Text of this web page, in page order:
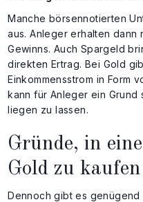
Manche börsennotierten
aus. Anleger erhalten dann
Gewinns. Auch Spargeld
direkten Ertrag. Bei Gold
Einkommensstrom in Form
kann für Anleger ein
liegen zu lassen.
Gründe, in
Gold zu kaufen
Dennoch gibt es genügend